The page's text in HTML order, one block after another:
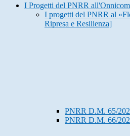
I Progetti del PNRR
I progetti del PNRR al
Ripresa e Resilienza]
PNRR D.M. 65/
PNRR D.M. 66/